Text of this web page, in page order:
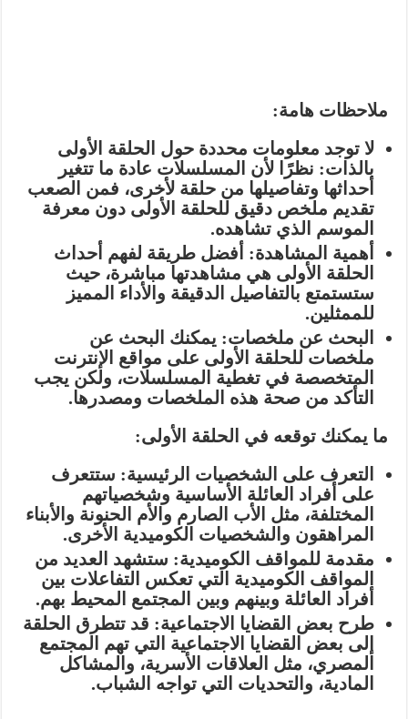
ملاحظات هامة:
لا توجد معلومات محددة حول الحلقة الأولى
بالذات: نظرًا لأن المسلسلات عادة ما تتغير
أحداثها وتفاصيلها من حلقة لأخرى، فمن الصعب
تقديم ملخص دقيق للحلقة الأولى دون معرفة
الموسم الذي تشاهده.
أهمية المشاهدة: أفضل طريقة لفهم أحداث
الحلقة الأولى هي مشاهدتها مباشرة، حيث
ستستمتع بالتفاصيل الدقيقة والأداء المميز
للممثلين.
البحث عن ملخصات: يمكنك البحث عن
ملخصات للحلقة الأولى على مواقع الإنترنت
المتخصصة في تغطية المسلسلات، ولكن يجب
التأكد من صحة هذه الملخصات ومصدرها.
ما يمكنك توقعه في الحلقة الأولى:
التعرف على الشخصيات الرئيسية: ستتعرف
على أفراد العائلة الأساسية وشخصياتهم
المختلفة، مثل الأب الصارم والأم الحنونة والأبناء
المراهقون والشخصيات الكوميدية الأخرى.
مقدمة للمواقف الكوميدية: ستشهد العديد من
المواقف الكوميدية التي تعكس التفاعلات بين
أفراد العائلة وبينهم وبين المجتمع المحيط بهم.
طرح بعض القضايا الاجتماعية: قد تتطرق الحلقة
إلى بعض القضايا الاجتماعية التي تهم المجتمع
المصري، مثل العلاقات الأسرية، والمشاكل
المادية، والتحديات التي تواجه الشباب.